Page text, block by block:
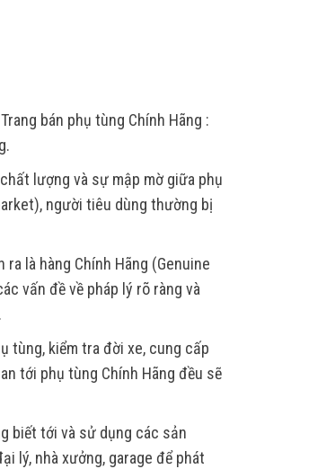
bán phụ tùng Chính Hãng :
lượng và sự mập mờ giữa phụ
người tiêu dùng thường bị
là hàng Chính Hãng (Genuine
vấn đề về pháp lý rõ ràng và
tùng, kiểm tra đời xe, cung cấp
tới phụ tùng Chính Hãng đều sẽ
biết tới và sử dụng các sản
lý, nhà xưởng, garage để phát